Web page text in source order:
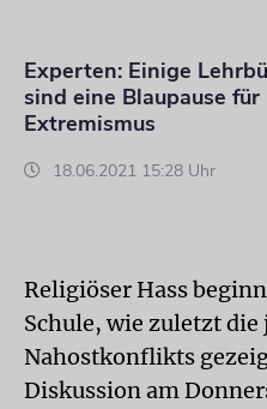
Experten: Einige
sind eine Blaupause
Extremismus
18.06.2021 15:28 Uhr
Religiöser Hass
Schule, wie zuletzt
Nahostkonflikts
Diskussion am